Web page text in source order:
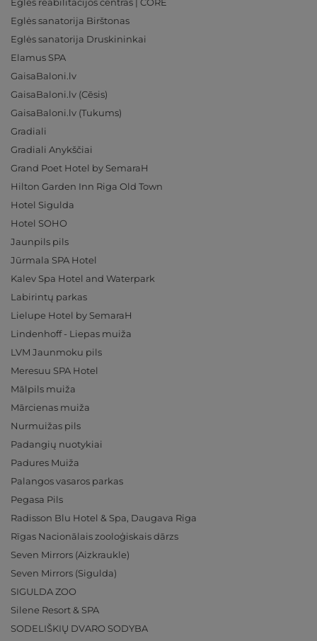
Eglės sanatorija Birštonas
Eglės sanatorija Druskininkai
Elamus SPA
GaisaBaloni.lv
GaisaBaloni.lv (Cēsis)
GaisaBaloni.lv (Tukums)
Gradiali
Gradiali Anykščiai
Grand Poet Hotel by SemaraH
Hilton Garden Inn Riga Old Town
Hotel Sigulda
Hotel SOHO
Jaunpils pils
Jūrmala SPA Hotel
Kalev Spa Hotel and Waterpark
Labirintų parkas
Lielupe Hotel by SemaraH
Lindenhoff - Liepas muiža
LVM Jaunmoku pils
Meresuu SPA Hotel
Mālpils muiža
Mārcienas muiža
Nurmuižas pils
Padangių nuotykiai
Padures Muiža
Palangos vasaros parkas
Pegasa Pils
Radisson Blu Hotel & Spa, Daugava Riga
Rīgas Nacionālais zooloģiskais dārzs
Seven Mirrors (Aizkraukle)
Seven Mirrors (Sigulda)
SIGULDA ZOO
Silene Resort & SPA
SODELIŠKIŲ DVARO SODYBA